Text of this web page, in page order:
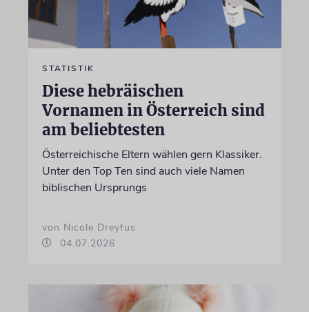
STATISTIK
Diese hebräischen
Vornamen in Österreich sind
am beliebtesten
Österreichische Eltern wählen gern Klassiker.
Unter den Top Ten sind auch viele Namen
biblischen Ursprungs
von Nicole Dreyfus
04.07.2026